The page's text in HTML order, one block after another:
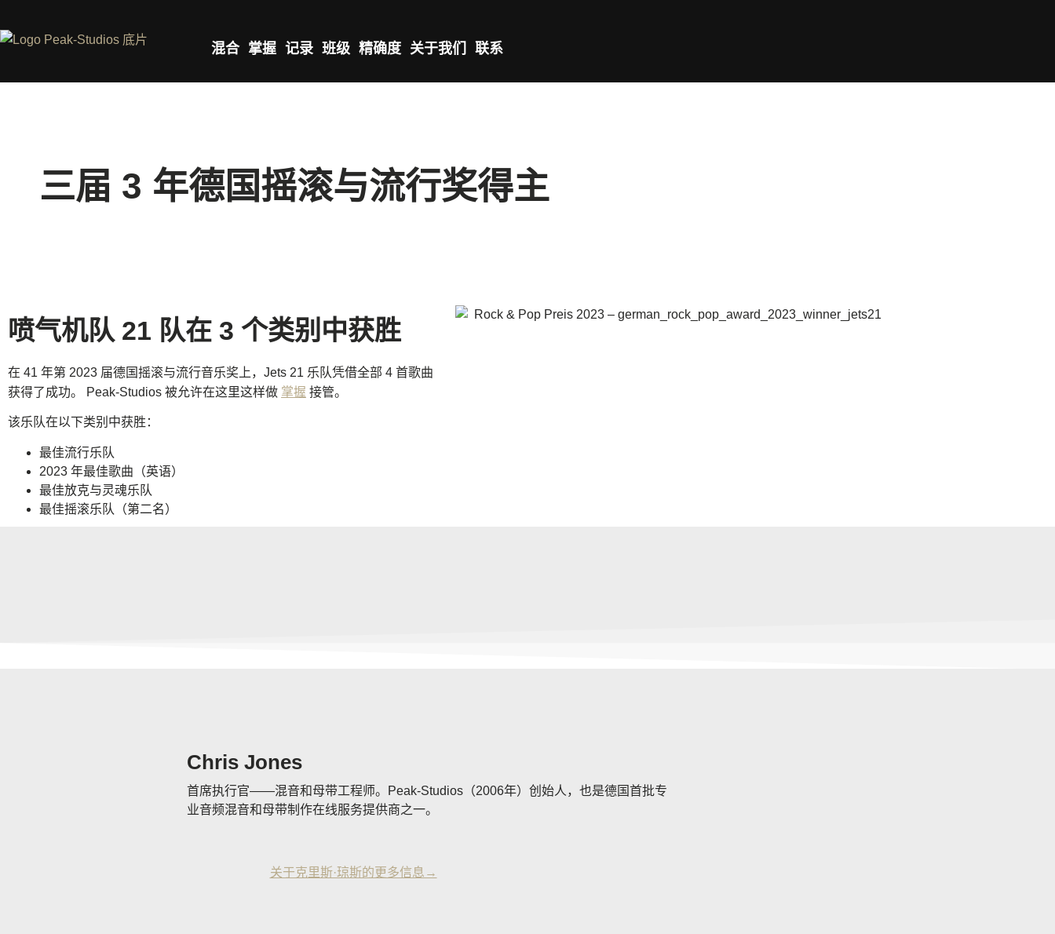
混合 掌握 记录 班级 精确度 关于我们 联系
三届 3 年德国摇滚与流行奖得主
喷气机队 21 队在 3 个类别中获胜
在 41 年第 2023 届德国摇滚与流行音乐奖上，Jets 21 乐队凭借全部 4 首歌曲
获得了成功。 Peak-Studios 被允许在这里这样做 掌握 接管。
该乐队在以下类别中获胜：
最佳流行乐队
2023 年最佳歌曲（英语）
最佳放克与灵魂乐队
最佳摇滚乐队（第二名）
Chris Jones
首席执行官——混音和母带工程师。Peak-Studios（2006年）创始人，也是德国首批专
业音频混音和母带制作在线服务提供商之一。
关于克里斯·琼斯的更多信息→